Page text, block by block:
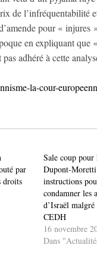
de l’infréquentabilité
pour « injures
en expliquant que
adhéré à cette
la-cour-
par
droits
Sale coup
Dupont-Moretti
instructions
condamner les
d’Israël
CEDH
16 novembre
Dans